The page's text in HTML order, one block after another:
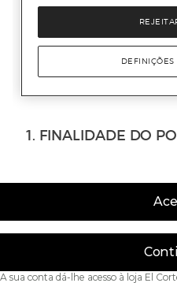
A sua conta dá-lhe acesso à loja El